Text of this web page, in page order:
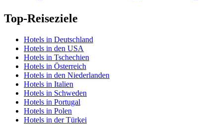
Top-Reiseziele
Hotels in Deutschland
Hotels in den USA
Hotels in Tschechien
Hotels in Österreich
Hotels in den Niederlanden
Hotels in Italien
Hotels in Schweden
Hotels in Portugal
Hotels in Polen
Hotels in der Türkei